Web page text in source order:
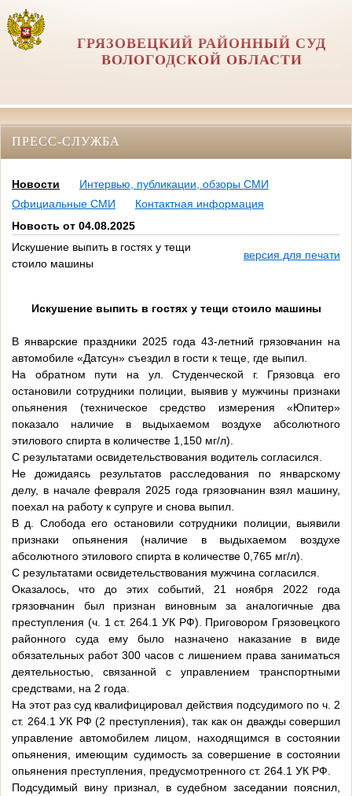
ГРЯЗОВЕЦКИЙ РАЙОННЫЙ СУД
ВОЛОГОДСКОЙ ОБЛАСТИ
ПРЕСС-СЛУЖБА
Новости
Интервью, публикации, обзоры СМИ
Официальные СМИ
Контактная информация
Новость от 04.08.2025
Искушение выпить в гостях у тещи
стоило машины
версия для печати
Искушение выпить в гостях у тещи стоило машины
В январские праздники 2025 года 43-летний грязовчанин на
автомобиле «Датсун» съездил в гости к теще, где выпил.
На обратном пути на ул. Студенческой г. Грязовца его
остановили сотрудники полиции, выявив у мужчины признаки
опьянения (техническое средство измерения «Юпитер»
показало наличие в выдыхаемом воздухе абсолютного
этилового спирта в количестве 1,150 мг/л).
С результатами освидетельствования водитель согласился.
Не дожидаясь результатов расследования по январскому
делу, в начале февраля 2025 года грязовчанин взял машину,
поехал на работу к супруге и снова выпил.
В д. Слобода его остановили сотрудники полиции, выявили
признаки опьянения (наличие в выдыхаемом воздухе
абсолютного этилового спирта в количестве 0,765 мг/л).
С результатами освидетельствования мужчина согласился.
Оказалось, что до этих событий, 21 ноября 2022 года
грязовчанин был признан виновным за аналогичные два
преступления (ч. 1 ст. 264.1 УК РФ). Приговором Грязовецкого
районного суда ему было назначено наказание в виде
обязательных работ 300 часов с лишением права заниматься
деятельностью, связанной с управлением транспортными
средствами, на 2 года.
На этот раз суд квалифицировал действия подсудимого по ч. 2
ст. 264.1 УК РФ (2 преступления), так как он дважды совершил
управление автомобилем лицом, находящимся в состоянии
опьянения, имеющим судимость за совершение в состоянии
опьянения преступления, предусмотренного ст. 264.1 УК РФ.
Подсудимый вину признал, в судебном заседании пояснил,